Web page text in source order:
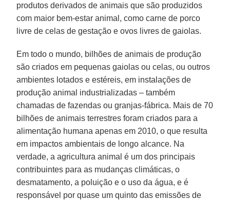
produtos derivados de animais que são produzidos
com maior bem-estar animal, como carne de porco
livre de celas de gestação e ovos livres de gaiolas.
Em todo o mundo, bilhões de animais de produção
são criados em pequenas gaiolas ou celas, ou outros
ambientes lotados e estéreis, em instalações de
produção animal industrializadas – também
chamadas de fazendas ou granjas-fábrica. Mais de 70
bilhões de animais terrestres foram criados para a
alimentação humana apenas em 2010, o que resulta
em impactos ambientais de longo alcance. Na
verdade, a agricultura animal é um dos principais
contribuintes para as mudanças climáticas, o
desmatamento, a poluição e o uso da água, e é
responsável por quase um quinto das emissões de